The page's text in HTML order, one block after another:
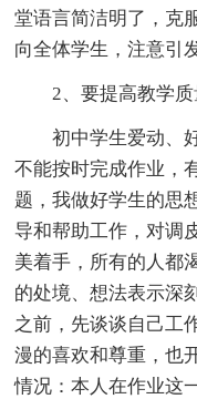
堂语言简洁明了，克
向全体学生，注意引
2、要提高教学
初中学生爱动、
不能按时完成作业，
题，我做好学生的思
导和帮助工作，对调
美着手，所有的人都
的处境、想法表示深
之前，先谈谈自己工
漫的喜欢和尊重，也
情况：本人在作业这